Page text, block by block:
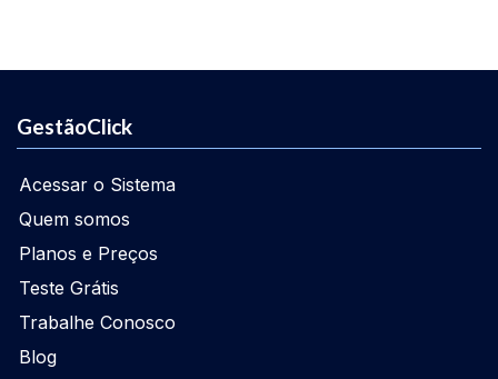
GestãoClick
Acessar o Sistema
Quem somos
Planos e Preços
Teste Grátis
Trabalhe Conosco
Blog